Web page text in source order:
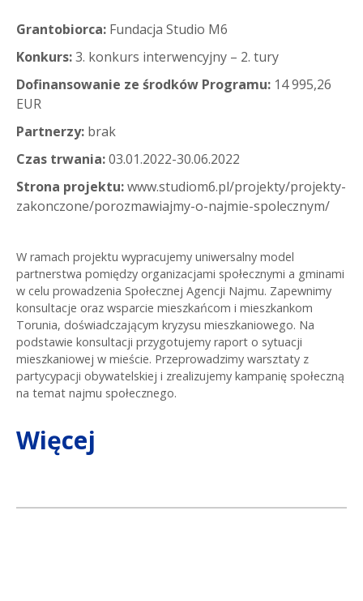
Grantobiorca: Fundacja Studio M6
Konkurs:3. konkurs interwencyjny – 2. tury
Dofinansowanie ze środków Programu: 14 995,26
EUR
Partnerzy: brak
Czas trwania:03.01.2022-30.06.2022
Strona projektu:www.studiom6.pl/projekty/projekty-
zakonczone/porozmawiajmy-o-najmie-spolecznym/
W ramach projektu wypracujemy uniwersalny model
partnerstwa pomiędzy organizacjami społecznymi a gminami
w celu prowadzenia Społecznej Agencji Najmu. Zapewnimy
konsultacje oraz wsparcie mieszkańcom i mieszkankom
Torunia, doświadczającym kryzysu mieszkaniowego. Na
podstawie konsultacji przygotujemy raport o sytuacji
mieszkaniowej w mieście. Przeprowadzimy warsztaty z
partycypacji obywatelskiej i zrealizujemy kampanię społeczną
na temat najmu społecznego.
Więcej